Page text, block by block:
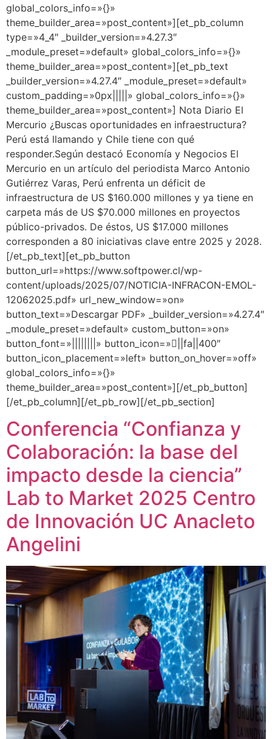
global_colors_info=»{}»
theme_builder_area=»post_content»][et_pb_column
type=»4_4″ _builder_version=»4.27.3″
_module_preset=»default» global_colors_info=»{}»
theme_builder_area=»post_content»][et_pb_text
_builder_version=»4.27.4″ _module_preset=»default»
custom_padding=»0px|||||» global_colors_info=»{}»
theme_builder_area=»post_content»] Nota Diario El
Mercurio ¿Buscas oportunidades en infraestructura?
Perú está llamando y Chile tiene con qué
responder.Según destacó Economía y Negocios El
Mercurio en un artículo del periodista Marco Antonio
Gutiérrez Varas, Perú enfrenta un déficit de
infraestructura de US $160.000 millones y ya tiene en
carpeta más de US $70.000 millones en proyectos
público-privados. De éstos, US $17.000 millones
corresponden a 80 iniciativas clave entre 2025 y 2028.
[/et_pb_text][et_pb_button
button_url=»https://www.softpower.cl/wp-
content/uploads/2025/07/NOTICIA-INFRACON-EMOL-
12062025.pdf» url_new_window=»on»
button_text=»Descargar PDF» _builder_version=»4.27.4″
_module_preset=»default» custom_button=»on»
button_font=»||||||||» button_icon=»||fa||400″
button_icon_placement=»left» button_on_hover=»off»
global_colors_info=»{}»
theme_builder_area=»post_content»][/et_pb_button]
[/et_pb_column][/et_pb_row][/et_pb_section]
Conferencia “Confianza y
Colaboración: la base del
impacto desde la ciencia”
Lab to Market 2025 Centro
de Innovación UC Anacleto
Angelini